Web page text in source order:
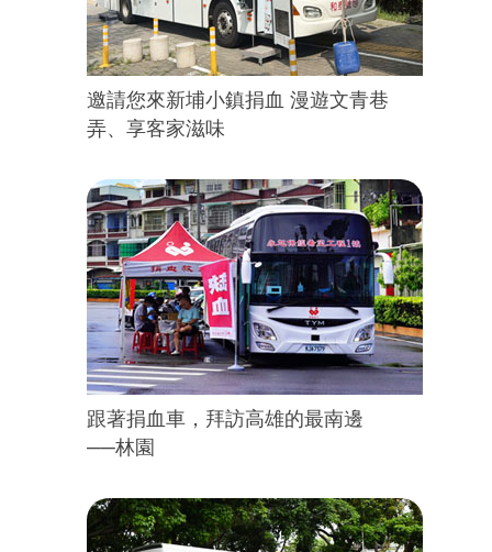
邀請您來新埔小鎮捐血 漫遊文青巷
弄、享客家滋味
跟著捐血車，拜訪高雄的最南邊
──林園